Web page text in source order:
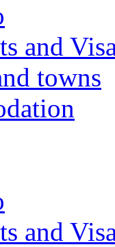
and
towns
and